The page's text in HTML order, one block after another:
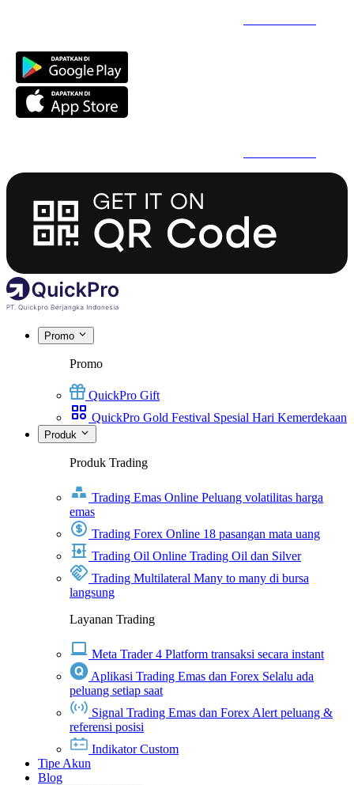
Promo
Promo
QuickPro Gift
QuickPro Gold Festival Spesial Hari Kemerdekaan
Produk
Produk Trading
Trading Emas Online Peluang volatilitas harga
emas
Trading Forex Online 18 pasangan mata uang
Trading Oil Online Trading Oil dan Silver
Trading Multilateral Many to many di bursa
langsung
Layanan Trading
Meta Trader 4 Platform transaksi secara instant
Aplikasi Trading Emas dan Forex Selalu ada
peluang setiap saat
Signal Trading Emas dan Forex Alert peluang &
referensi posisi
Indikator Custom
Tipe Akun
Blog